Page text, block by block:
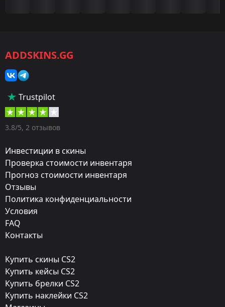
Категория:
Скины
Пистолеты-пулемёты
Оружие:
Exterior:
Поношенное
Красная филигрань
Finish catalog:
Популярность:
ADDSKINS.GG
Trustpilot
3.8/5, 2 отзывов
Инвестиции в скины
Проверка стоимости инвентаря
Прогноз стоимости инвентаря
Отзывы
Политика конфиденциальности
Условия
FAQ
Контакты
Купить скины CS2
Купить кейсы CS2
Купить брелки CS2
Купить наклейки CS2